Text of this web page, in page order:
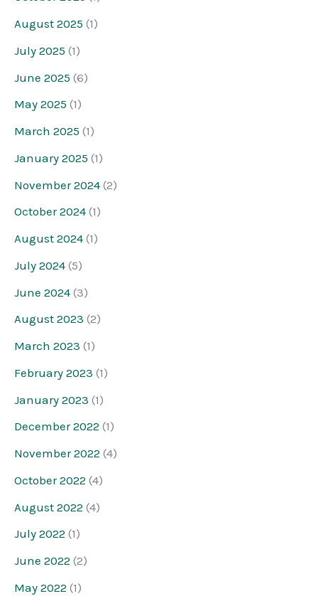
August 2025 (1)
July 2025 (1)
June 2025 (6)
May 2025 (1)
March 2025 (1)
January 2025 (1)
November 2024 (2)
October 2024 (1)
August 2024 (1)
July 2024 (5)
June 2024 (3)
August 2023 (2)
March 2023 (1)
February 2023 (1)
January 2023 (1)
December 2022 (1)
November 2022 (4)
October 2022 (4)
August 2022 (4)
July 2022 (1)
June 2022 (2)
May 2022 (1)